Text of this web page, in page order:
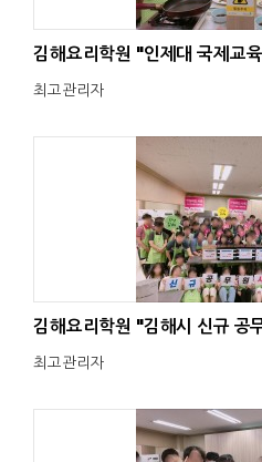
김해요리학원 "인제대 국제교
최고관리자
김해요리학원 "김해시 신규
최고관리자